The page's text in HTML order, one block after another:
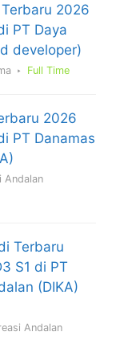
2026
PT Daya
developer)
Full Time
2026
PT Danamas
Andalan
Terbaru
S1 di PT
(DIKA)
Andalan